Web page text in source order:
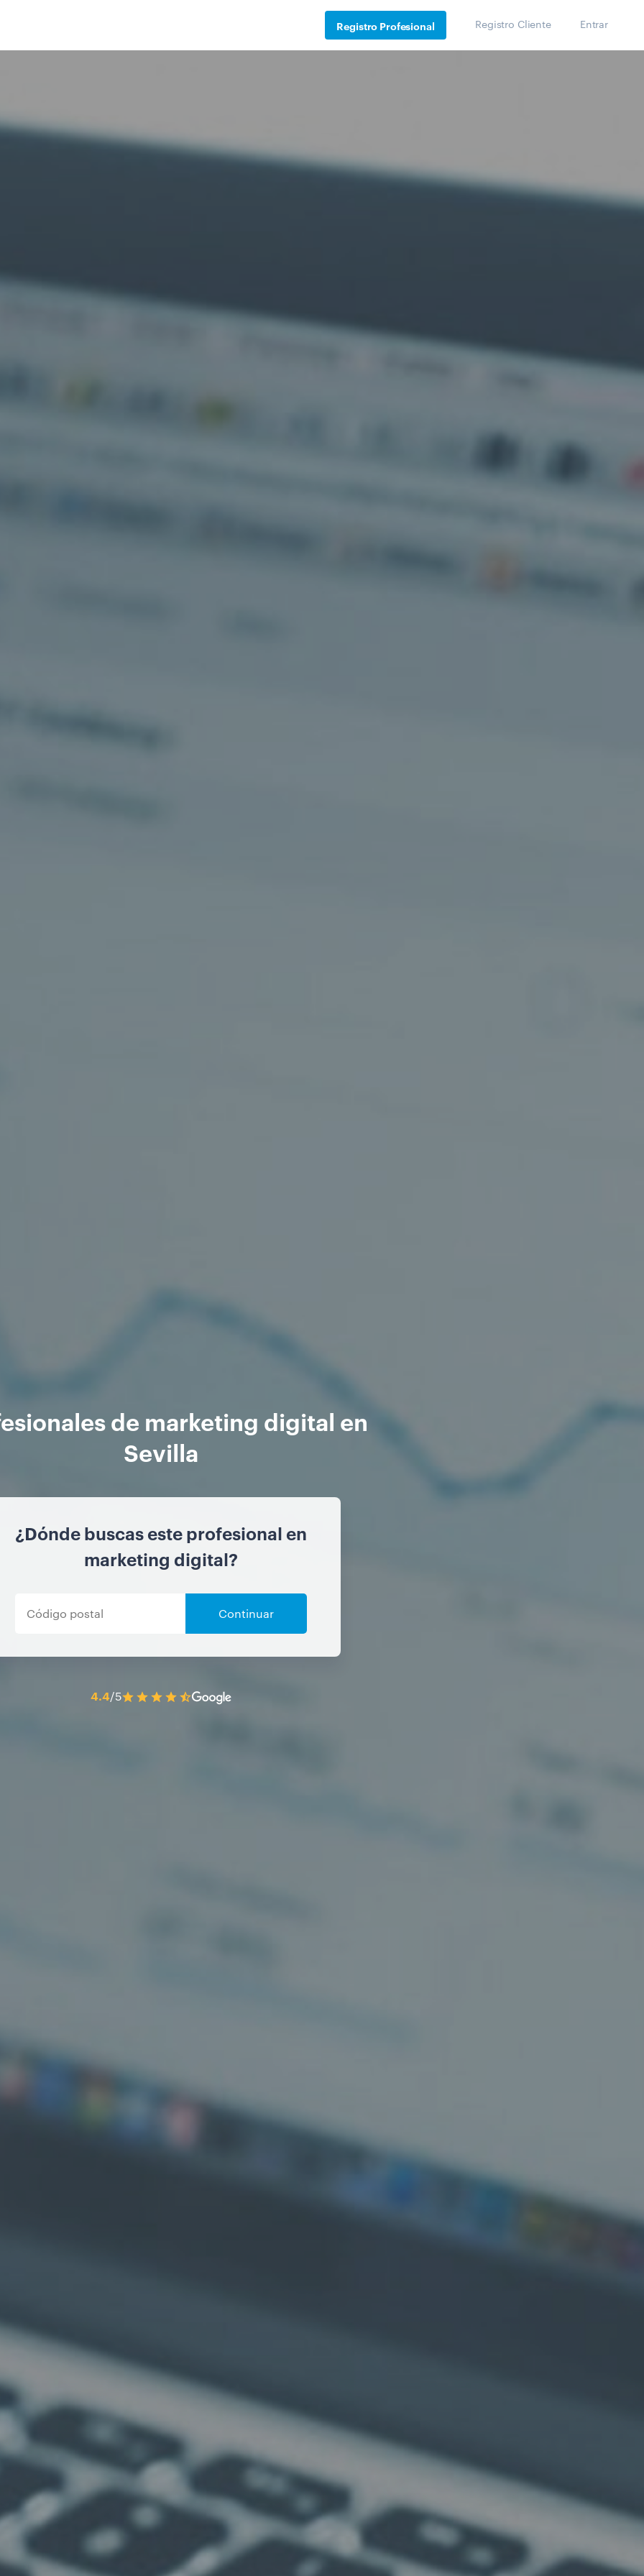
Registro Profesional Registro Cliente Entrar
de marketing digital en
Sevilla
¿Dónde buscas este profesional en
marketing digital?
Continuar
4.4/5